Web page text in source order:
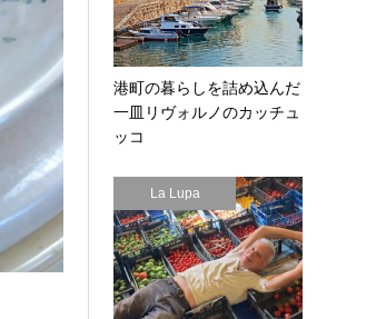
港町の暮らしを詰め込んだ
一皿リヴォルノのカッチュ
ッコ
La Lupa